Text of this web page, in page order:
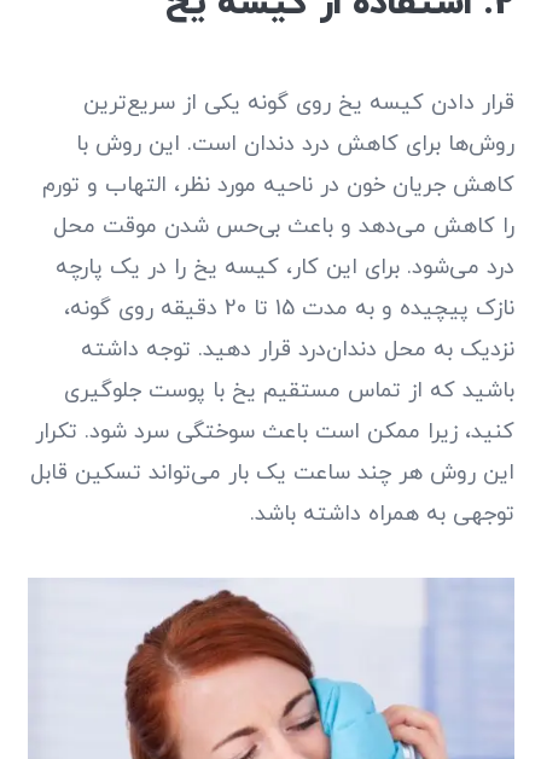
قرار دادن کیسه یخ روی گونه یکی از سریع‌ترین
روش‌ها برای کاهش درد دندان است. این روش با
کاهش جریان خون در ناحیه مورد نظر، التهاب و تورم
را کاهش می‌دهد و باعث بی‌حس شدن موقت محل
درد می‌شود. برای این کار، کیسه یخ را در یک پارچه
نازک پیچیده و به مدت 15 تا 20 دقیقه روی گونه،
نزدیک به محل دندان‌درد قرار دهید. توجه داشته
باشید که از تماس مستقیم یخ با پوست جلوگیری
کنید، زیرا ممکن است باعث سوختگی سرد شود. تکرار
این روش هر چند ساعت یک بار می‌تواند تسکین قابل
توجهی به همراه داشته باشد.